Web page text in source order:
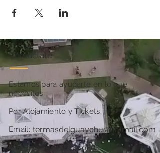
Contactate
Estamos para ayudarte en lo que
necesites
Por Alojamiento y Tickets:
Email:
Teléfono:
+54 11 6841 0808
termasdelguaychu@hotmail.com